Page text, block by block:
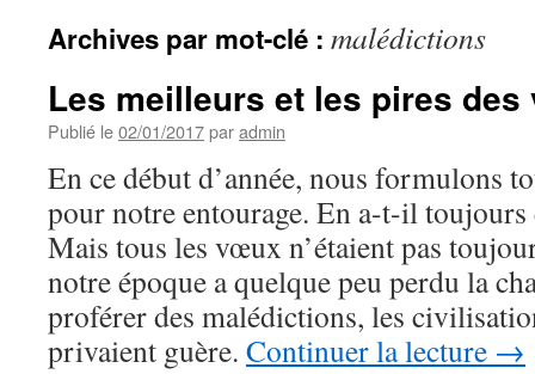
Archives par mot-clé : malédictions
Les meilleurs et les pires
Publié le02/01/2017paradmin
En ce début d’année, nous formulons
pour notre entourage. En a-t-il toujours
Mais tous les vœux n’étaient pas
notre époque a quelque peu perdu la
proférer des malédictions, les
privaient guère. Continuer la lecture →